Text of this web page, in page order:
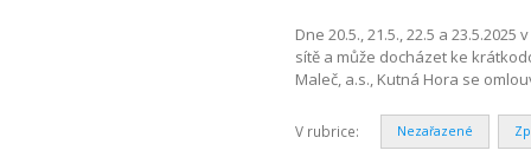
Dne 20.5., 21.5., 22.5 a
sítě a může docházet ke
Maleč, a.s., Kutná Hora se
V rubrice: Nezařazené